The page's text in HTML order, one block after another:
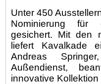
Unter 450
Nominierung für
gesichert. Mit den
liefert Kavalkade
Andreas
Außendienst,
innovative